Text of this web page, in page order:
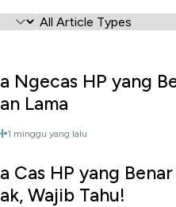
Ngecas HP yang
Lama
1 minggu yang lalu
Cas HP yang
Wajib Tahu!